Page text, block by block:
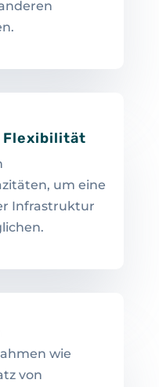
Flexibilität
um eine
Infrastruktur
wie
von